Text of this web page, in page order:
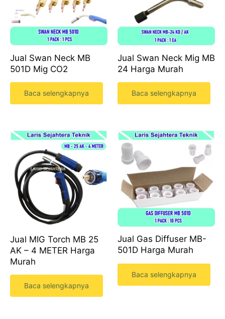
Jual Swan Neck MB
501D Mig CO2
Baca selengkapnya
Jual Swan Neck Mig MB
24 Harga Murah
Baca selengkapnya
Jual MIG Torch MB 25
AK – 4 METER Harga
Murah
Baca selengkapnya
Jual Gas Diffuser MB-
501D Harga Murah
Baca selengkapnya